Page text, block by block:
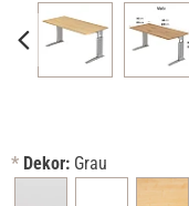
* Dekor: Grau